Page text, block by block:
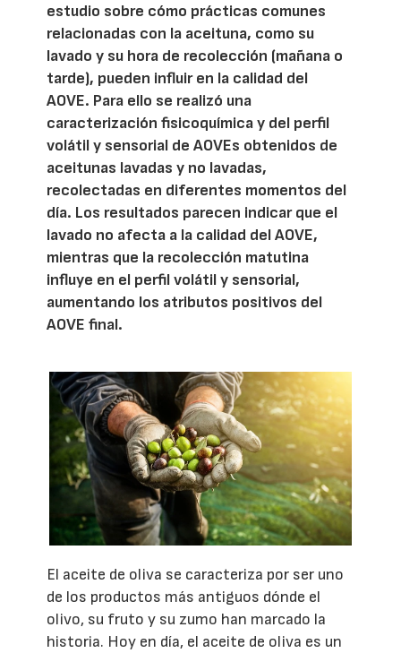
estudio sobre cómo prácticas comunes
relacionadas con la aceituna, como su
lavado y su hora de recolección (mañana o
tarde), pueden influir en la calidad del
AOVE. Para ello se realizó una
caracterización fisicoquímica y del perfil
volátil y sensorial de AOVEs obtenidos de
aceitunas lavadas y no lavadas,
recolectadas en diferentes momentos del
día. Los resultados parecen indicar que el
lavado no afecta a la calidad del AOVE,
mientras que la recolección matutina
influye en el perfil volátil y sensorial,
aumentando los atributos positivos del
AOVE final.
El aceite de oliva se caracteriza por ser uno
de los productos más antiguos dónde el
olivo, su fruto y su zumo han marcado la
historia. Hoy en día, el aceite de oliva es un